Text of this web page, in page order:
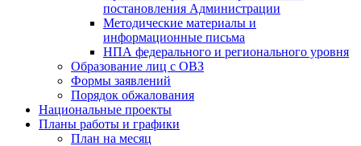
постановления Администрации
Методические материалы и
информационные письма
НПА федерального и регионального уровня
Образование лиц с ОВЗ
Формы заявлений
Порядок обжалования
Национальные проекты
Планы работы и графики
План на месяц